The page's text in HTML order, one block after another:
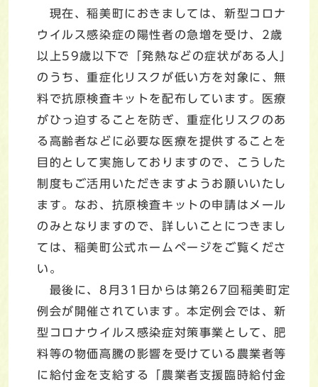
現在、稲美町におきましては、新型コロナ
ウイルス感染症の陽性者の急増を受け、2歳
以上59歳以下で「発熱などの症状がある人」
のうち、重症化リスクが低い方を対象に、無
料で抗原検査キットを配布しています。医療
がひっ迫することを防ぎ、重症化リスクのあ
る高齢者などに必要な医療を提供することを
目的として実施しておりますので、こうした
制度もご活用いただきますようお願いいたし
ます。なお、抗原検査キットの申請はメール
のみとなりますので、詳しいことにつきまし
ては、稲美町公式ホームページをご覧くださ
い。
最後に、8月31日からは第267回稲美町定
例会が開催されています。本定例会では、新
型コロナウイルス感染症対策事業として、肥
料等の物価高騰の影響を受けている農業者等
に給付金を支給する「農業者支援臨時給付金